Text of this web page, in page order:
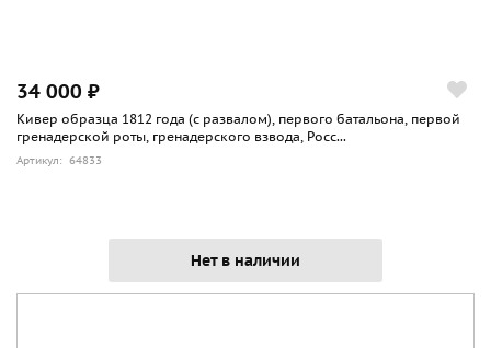
34 000 ₽
Кивер образца 1812 года (с развалом), первого батальона, первой
гренадерской роты, гренадерского взвода, Росс...
Артикул: 64833
Нет в наличии